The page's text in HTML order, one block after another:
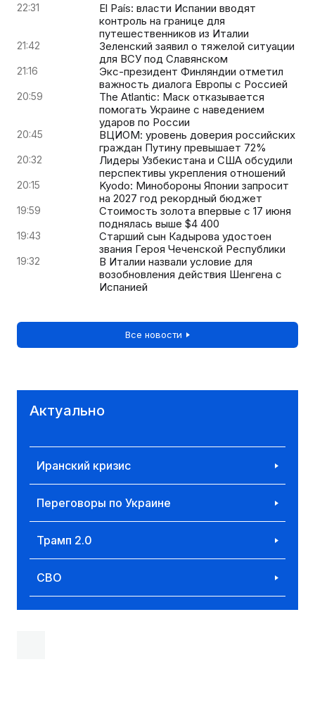
22:31
El País: власти Испании вводят
контроль на границе для
путешественников из Италии
21:42
Зеленский заявил о тяжелой ситуации
для ВСУ под Славянском
21:16
Экс-президент Финляндии отметил
важность диалога Европы с Россией
20:59
The Atlantic: Маск отказывается
помогать Украине с наведением
ударов по России
20:45
ВЦИОМ: уровень доверия российских
граждан Путину превышает 72%
20:32
Лидеры Узбекистана и США обсудили
перспективы укрепления отношений
20:15
Kyodo: Минобороны Японии запросит
на 2027 год рекордный бюджет
19:59
Стоимость золота впервые с 17 июня
поднялась выше $4 400
19:43
Старший сын Кадырова удостоен
звания Героя Чеченской Республики
19:32
В Италии назвали условие для
возобновления действия Шенгена с
Испанией
Все новости
Актуально
Иранский кризис
Переговоры по Украине
Трамп 2.0
СВО